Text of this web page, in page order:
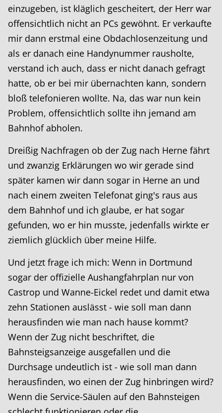
einzugeben, ist kläglich gescheitert, der Herr war
offensichtlich nicht an PCs gewöhnt. Er verkaufte
mir dann erstmal eine Obdachlosenzeitung und
als er danach eine Handynummer rausholte,
verstand ich auch, dass er nicht danach gefragt
hatte, ob er bei mir übernachten kann, sondern
bloß telefonieren wollte. Na, das war nun kein
Problem, offensichtlich sollte ihn jemand am
Bahnhof abholen.
Dreißig Nachfragen ob der Zug nach Herne fährt
und zwanzig Erklärungen wo wir gerade sind
später kamen wir dann sogar in Herne an und
nach einem zweiten Telefonat ging's raus aus
dem Bahnhof und ich glaube, er hat sogar
gefunden, wo er hin musste, jedenfalls wirkte er
ziemlich glücklich über meine Hilfe.
Und jetzt frage ich mich: Wenn in Dortmund
sogar der offizielle Aushangfahrplan nur von
Castrop und Wanne-Eickel redet und damit etwa
zehn Stationen auslässt - wie soll man dann
herausfinden wie man nach hause kommt?
Wenn der Zug nicht beschriftet, die
Bahnsteigsanzeige ausgefallen und die
Durchsage undeutlich ist - wie soll man dann
herausfinden, wo einen der Zug hinbringen wird?
Wenn die Service-Säulen auf den Bahnsteigen